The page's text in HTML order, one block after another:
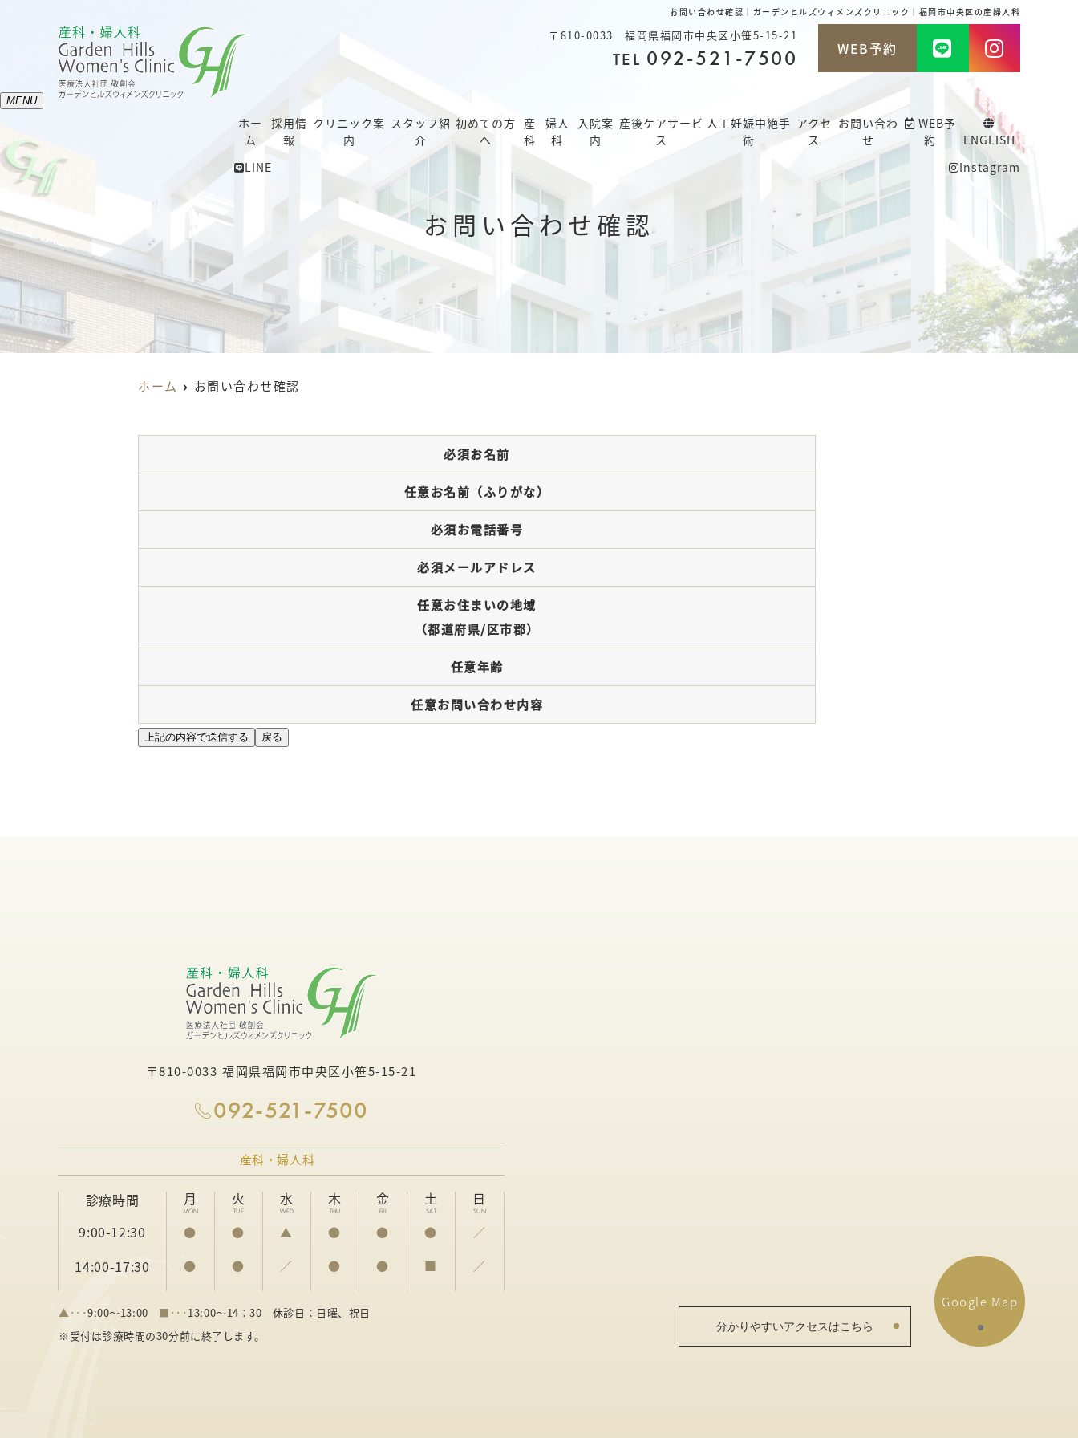
お問い合わせ確認｜ガーデンヒルズウィメンズクリニック｜福岡市中央区の産婦人科
〒810-0033 福岡県福岡市中央区小笹5-15-21
TEL 092-521-7500 WEB予約
MENU
ホー
ム
採用情
報
クリニック案
内
スタッフ紹
介
初めての方
へ
産
科
婦人
科
入院案
内
産後ケアサービ
ス
人工妊娠中絶手
術
アクセ
ス
お問い合わ
せ
WEB予
約
ENGLISH
LINE
Instagram
お問い合わせ確認
ホーム お問い合わせ確認
必須お名前
任意お名前（ふりがな）
必須お電話番号
必須メールアドレス
任意お住まいの地域
（都道府県/区市郡）
任意年齢
任意お問い合わせ内容
〒810-0033 福岡県福岡市中央区小笹5-15-21
092-521-7500
産科・婦人科
診療時間 月
MON
火
TUE
水
WED
木
THU
金
FRI
土
SAT
日
SUN
9:00-12:30 ● ● ▲ ● ● ● ／
14:00-17:30 ● ● ／ ● ● ■ ／
▲･･･9:00～13:00 ■･･･ 13:00～14：30 休診日：日曜、祝日
※受付は診療時間の30分前に終了します。
Google Map
分かりやすいアクセスはこちら